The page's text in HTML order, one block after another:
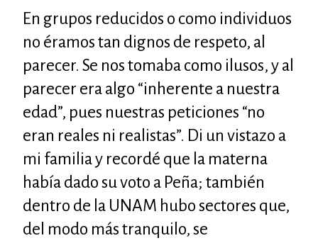
En grupos reducidos o como individuos
no éramos tan dignos de respeto, al
parecer. Se nos tomaba como ilusos, y al
parecer era algo “inherente a nuestra
edad”, pues nuestras peticiones “no
eran reales ni realistas”. Di un vistazo a
mi familia y recordé que la materna
había dado su voto a Peña; también
dentro de la UNAM hubo sectores que,
del modo más tranquilo, se